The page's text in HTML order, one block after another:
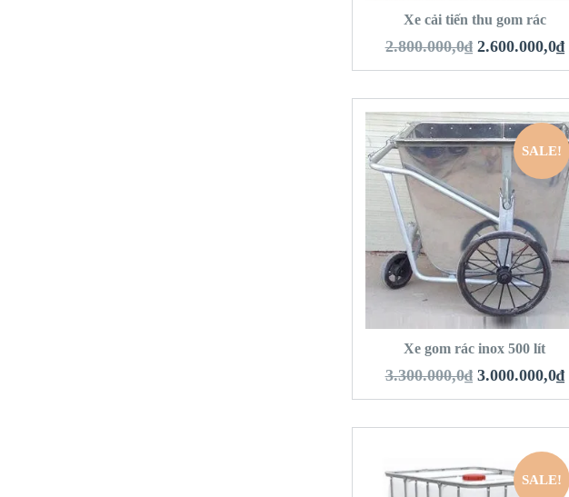
Xe cải tiến thu gom rác
2.800.000,0₫ 2.600.000,0₫
SALE!
QUICK LOOK
VIEW DETAILS
THÊM VÀO GIỎ HÀNG
Xe gom rác inox 500 lít
3.300.000,0₫ 3.000.000,0₫
SALE!